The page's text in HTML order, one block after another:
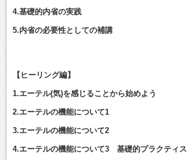
4.基礎的内省の実践
5.内省の必要性としての補講
【ヒーリング編】
1.エーテル(気)を感じることから始めよう
2.エーテルの機能について1
3.エーテルの機能について2
4.エーテルの機能について3 基礎的プラクティス